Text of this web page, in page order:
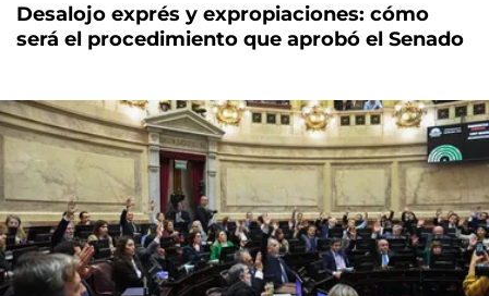
Desalojo exprés y expropiaciones: cómo
será el procedimiento que aprobó el Senado